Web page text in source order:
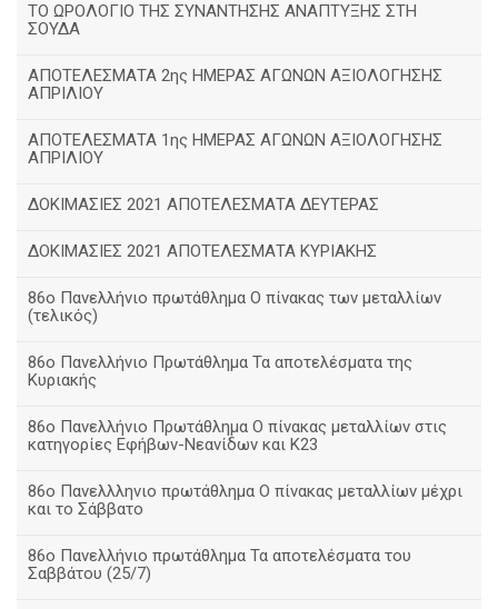
ΤΟ ΩΡΟΛΟΓΙΟ ΤΗΣ ΣΥΝΑΝΤΗΣΗΣ ΑΝΑΠΤΥΞΗΣ ΣΤΗ
ΣΟΥΔΑ
ΑΠΟΤΕΛΕΣΜΑΤΑ 2ης ΗΜΕΡΑΣ ΑΓΩΝΩΝ ΑΞΙΟΛΟΓΗΣΗΣ
ΑΠΡΙΛΙΟΥ
ΑΠΟΤΕΛΕΣΜΑΤΑ 1ης ΗΜΕΡΑΣ ΑΓΩΝΩΝ ΑΞΙΟΛΟΓΗΣΗΣ
ΑΠΡΙΛΙΟΥ
ΔΟΚΙΜΑΣΙΕΣ 2021 ΑΠΟΤΕΛΕΣΜΑΤΑ ΔΕΥΤΕΡΑΣ
ΔΟΚΙΜΑΣΙΕΣ 2021 ΑΠΟΤΕΛΕΣΜΑΤΑ ΚΥΡΙΑΚΗΣ
86ο Πανελλήνιο πρωτάθλημα Ο πίνακας των μεταλλίων
(τελικός)
86ο Πανελλήνιο Πρωτάθλημα Τα αποτελέσματα της
Κυριακής
86ο Πανελλήνιο Πρωτάθλημα Ο πίνακας μεταλλίων στις
κατηγορίες Εφήβων-Νεανίδων και Κ23
86ο Πανελλληνιο πρωτάθλημα Ο πίνακας μεταλλίων μέχρι
και το Σάββατο
86ο Πανελλήνιο πρωτάθλημα Τα αποτελέσματα του
Σαββάτου (25/7)